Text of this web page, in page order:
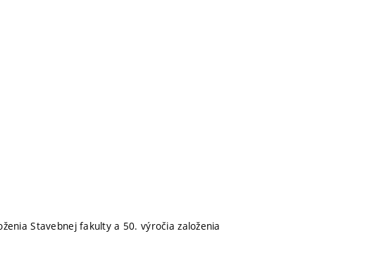
Stavebnej fakulty a 50. výročia založenia